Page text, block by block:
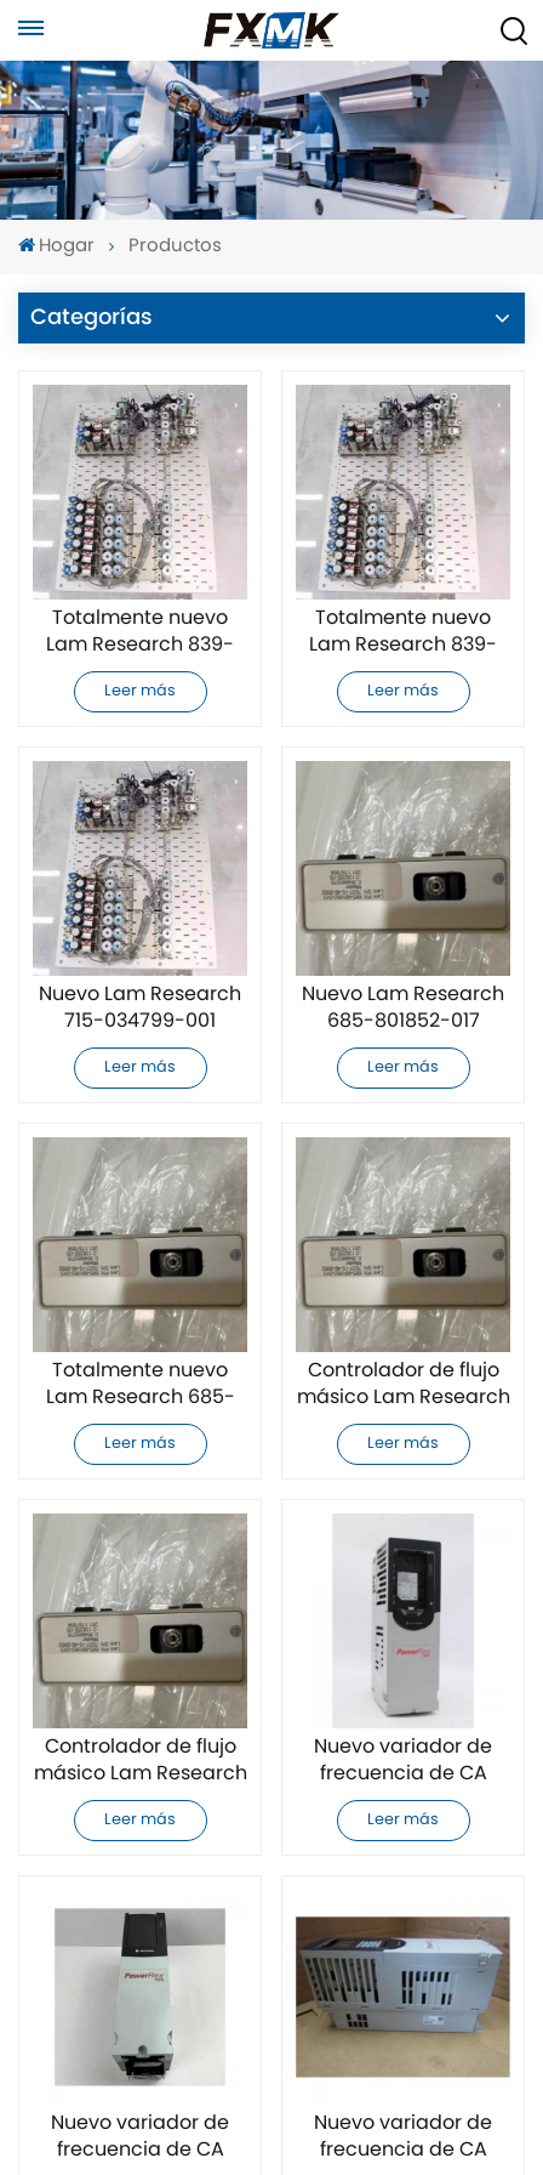
Hogar Productos
Categorías
Totalmente nuevo
Lam Research 839-
034671-001
Controlador de flujo
Leer más
Totalmente nuevo
Lam Research 839-
034672-001
Controlador de flujo
Leer más
Nuevo Lam Research
715-034799-001
controlador de flujo
másico
Leer más
Nuevo Lam Research
685-801852-017
controlador de flujo
másico
Leer más
Totalmente nuevo
Lam Research 685-
801852-016
controlador de flujo
Leer más
Controlador de flujo
másico Lam Research
685-801852-014
completamente
Leer más
Controlador de flujo
másico Lam Research
685-801852-005
completamente
Leer más
Nuevo variador de
frecuencia de CA
Allen-Bradley
20F11FC104AA0NNNNN
Leer más
Nuevo variador de
frecuencia de CA
Nuevo variador de
frecuencia de CA